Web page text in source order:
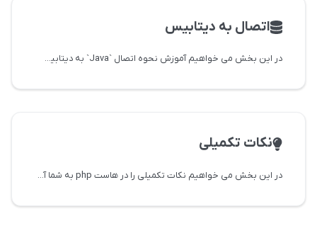
اتصال به دیتابیس
در این بخش می خواهیم آموزش نحوه اتصال `Java` به دیتابیس را در هاست جاوا Java به شما آموزش دهیم.
نکات تکمیلی
در این بخش می خواهیم نکات تکمیلی را در هاست php به شما آموزش دهیم.